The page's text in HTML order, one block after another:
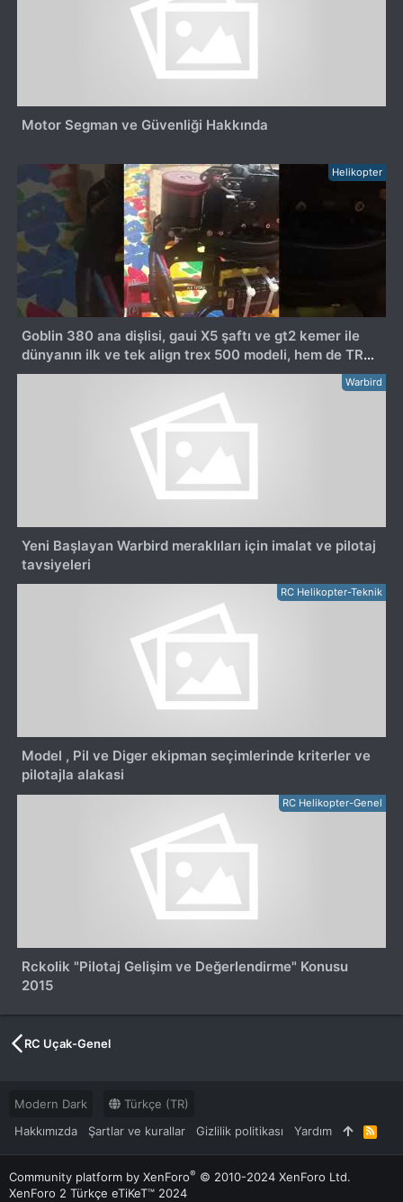
Motor Segman ve Güvenliği Hakkında
Helikopter
Goblin 380 ana dişlisi, gaui X5 şaftı ve gt2 kemer ile
dünyanın ilk ve tek align trex 500 modeli, hem de TR
de bizde
Warbird
Yeni Başlayan Warbird meraklıları için imalat ve pilotaj
tavsiyeleri
RC Helikopter-Teknik
Model , Pil ve Diger ekipman seçimlerinde kriterler ve
pilotajla alakasi
RC Helikopter-Genel
Rckolik "Pilotaj Gelişim ve Değerlendirme" Konusu
2015
RC Uçak-Genel
Modern Dark
Türkçe (TR)
Hakkımızda
Şartlar ve kurallar Gizlilik politikası Yardım
R
S
S
Community platform by XenForo® © 2010-2024 XenForo Ltd.
XenForo 2 Türkçe eTiKeT™ 2024